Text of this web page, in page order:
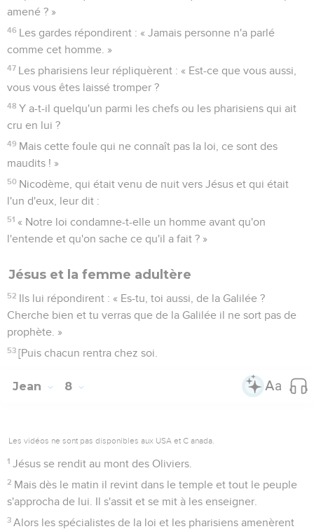
amené ? »
46 Les gardes répondirent : « Jamais personne n'a parlé
comme cet homme. »
47 Les pharisiens leur répliquèrent : « Est-ce que vous aussi,
vous vous êtes laissé tromper ?
48 Y a-t-il quelqu'un parmi les chefs ou les pharisiens qui ait
cru en lui ?
49 Mais cette foule qui ne connaît pas la loi, ce sont des
maudits ! »
50 Nicodème, qui était venu de nuit vers Jésus et qui était
l'un d'eux, leur dit :
51 « Notre loi condamne-t-elle un homme avant qu'on
l'entende et qu'on sache ce qu'il a fait ? »
Jésus et la femme adultère
52 Ils lui répondirent : « Es-tu, toi aussi, de la Galilée ?
Cherche bien et tu verras que de la Galilée il ne sort pas de
prophète. »
53 [Puis chacun rentra chez soi.
Jean 8
Les vidéos ne sont pas disponibles aux USA et C anada.
1 Jésus se rendit au mont des Oliviers.
2 Mais dès le matin il revint dans le temple et tout le peuple
s'approcha de lui. Il s'assit et se mit à les enseigner.
3 Alors les spécialistes de la loi et les pharisiens amenèrent